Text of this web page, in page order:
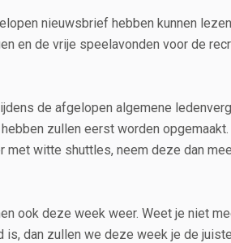
nieuwsbrief hebben kunnen
en de vrije speelavonden voor de
de afgelopen algemene
zullen eerst worden
met witte shuttles, neem deze dan
ook deze week weer. Weet je niet
is, dan zullen we deze week je de